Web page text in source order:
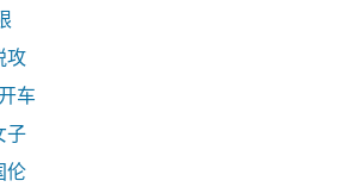
攻
车
子
伦